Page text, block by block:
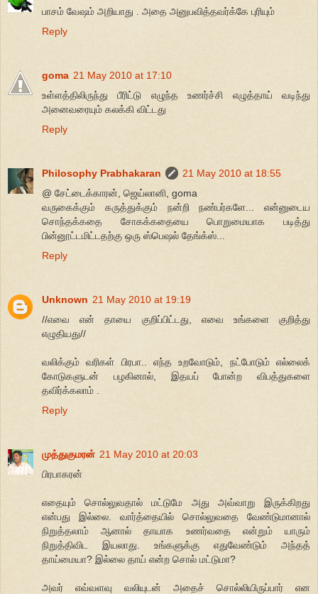
பாசம் வேஷம் அறியாது . அதை அனுபவித்தவர்க்கே புரியும்
Reply
goma 21 May 2010 at 17:10
உள்ளத்திலிருந்து பீரிட்டு எழுந்த உணர்ச்சி எழுத்தாய் வடிந்து
அனைவரையும் கலக்கி விட்டது
Reply
Philosophy Prabhakaran
21 May 2010 at 18:55
@ சேட்டைக்காரன், ஜெய்லானி, goma
வருகைக்கும் கருத்துக்கும் நன்றி நண்பர்களே... என்னுடைய
சொந்தக்கதை சோகக்கதையை பொறுமையாக படித்து
பின்னூட்டமிட்டதற்கு ஒரு ஸ்பெஷல் தேங்க்ஸ்...
Reply
Unknown 21 May 2010 at 19:19
//எவை என் தாயை குறிப்பிட்டது, எவை உங்களை குறித்து
எழுதியது//
வலிக்கும் வரிகள் பிரபா.. எந்த உறவோடும், நட்போடும் எல்லைக்
கோடுகளுடன் பழகினால், இதயப் போன்ற விபத்துகளை
தவிர்க்கலாம் .
Reply
முத்துகுமரன் 21 May 2010 at 20:03
பிரபாகரன்
எதையும் சொல்லுவதால் மட்டுமே அது அவ்வாறு இருக்கிறது
என்பது இல்லை. வார்த்தையில் சொல்லுவதை வேண்டுமானால்
நிறுத்தலாம் ஆனால் தாயாக உணர்வதை என்றும் யாரும்
நிறுத்திவிட இயலாது. உங்களுக்கு எதுவேண்டும் அந்தத்
தாய்மையா? இல்லை தாய் என்ற சொல் மட்டுமா?
அவர் எவ்வளவு வலியுடன் அதைச் சொல்லியிருப்பார் என